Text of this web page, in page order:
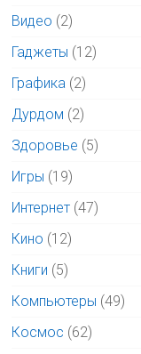
Видео (2)
Гаджеты (12)
Графика (2)
Дурдом (2)
Здоровье (5)
Игры (19)
Интернет (47)
Кино (12)
Книги (5)
Компьютеры (49)
Космос (62)